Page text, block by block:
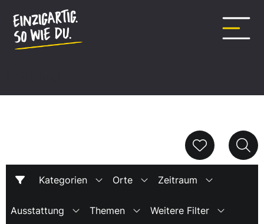
springen
Kategorien Orte Zeitraum
Ausstattung Themen Weitere Filter